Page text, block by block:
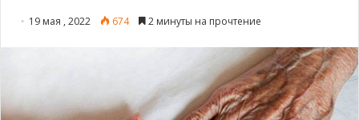
19 мая , 2022 674 2 минуты на прочтение